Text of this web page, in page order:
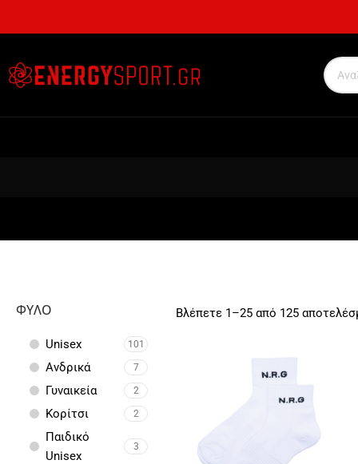
ΦΎΛΟ
Unisex 101
Ανδρικά 7
Γυναικεία 2
Κορίτσι 2
Παιδικό
Unisex
3
Βλέπετε 1–25 από 125